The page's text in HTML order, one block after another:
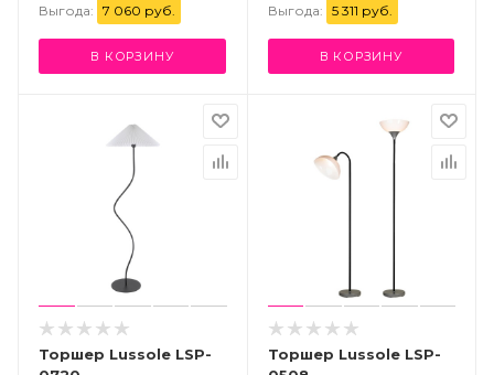
Выгода: 7 060 руб.
В КОРЗИНУ
Выгода: 5 311 руб.
В КОРЗИНУ
Торшер Lussole LSP-
Торшер Lussole LSP-